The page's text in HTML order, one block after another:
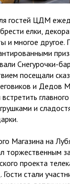
гостей ЦДМ
елки,
и многое другое.
Снегурочки-
посещали
и Дедов
и
Магазина на
торжественным
проекта
стали